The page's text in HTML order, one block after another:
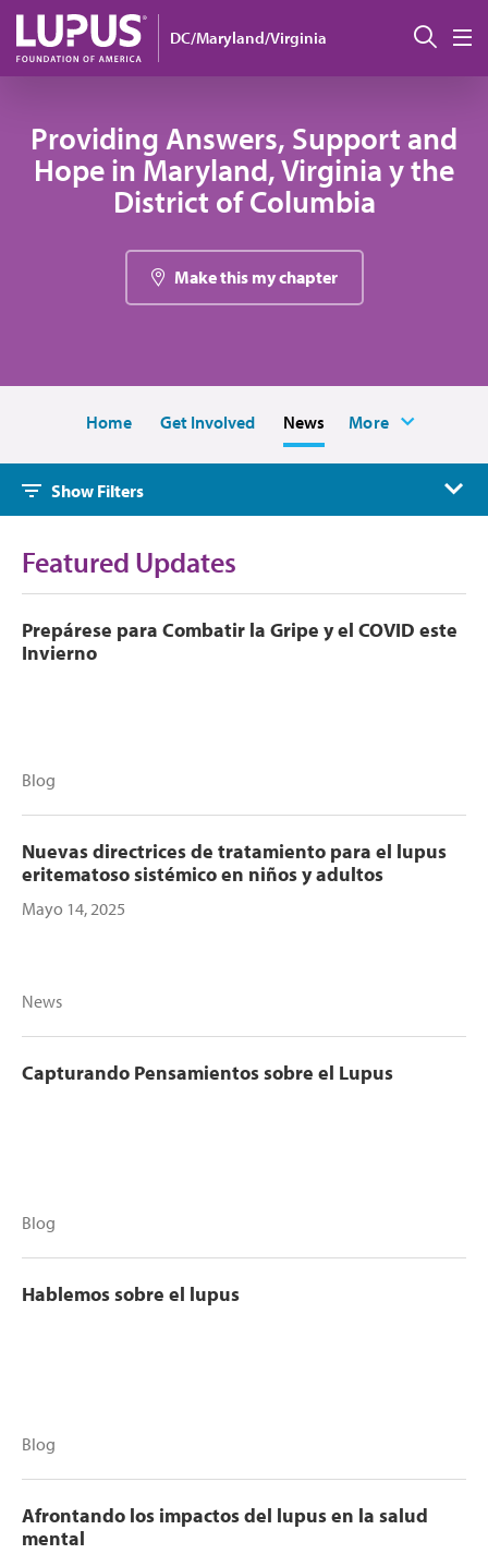
Pasar al contenido principal
DC/Maryland/Virginia
Providing Answers, Support and
Hope in Maryland, Virginia y the
District of Columbia
Make this my chapter
Home Get Involved News More
Show Filters
Featured Updates
Prepárese para Combatir la Gripe y el COVID este
Invierno
Blog
Nuevas directrices de tratamiento para el lupus
eritematoso sistémico en niños y adultos
Mayo 14, 2025
News
Capturando Pensamientos sobre el Lupus
Blog
Hablemos sobre el lupus
Blog
Afrontando los impactos del lupus en la salud
mental